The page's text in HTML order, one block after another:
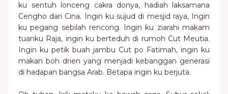
ku sentuh lonceng cakra donya, hadiah laksamana
Cengho dari Cina. Ingin ku sujud di mesjid raya, Ingin
ku pegang sebilah rencong. Ingin ku ziarahi makam
tuanku Raja, ingin ku berteduh di rumoh Cut Meutia.
Ingin ku petik buah jambu Cut po Fatimah, ingin ku
makan boh drien yang menjadi kebanggan generasi
di hadapan bangsa Arab. Betapa ingin ku berjuta.